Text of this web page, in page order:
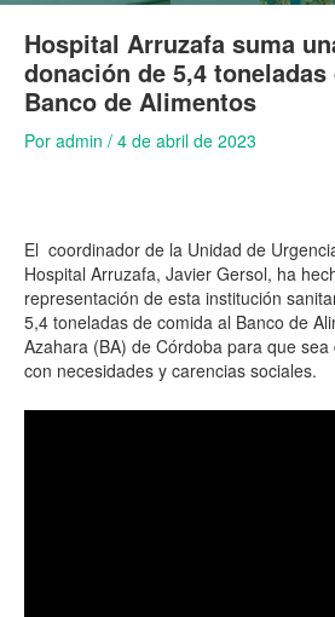
Hospital Arruzafa suma
donación de 5,4
Banco de Alimentos
Por admin / 4 de abril de 2023
El coordinador de la Unidad de
Hospital Arruzafa, Javier Gersol, ha
representación de esta institución
5,4 toneladas de comida al Banco de
Azahara (BA) de Córdoba para que
con necesidades y carencias sociales.